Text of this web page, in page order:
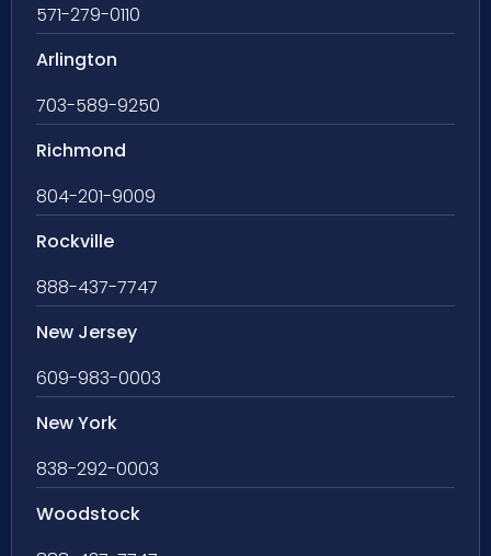
571-279-0110
Arlington
703-589-9250
Richmond
804-201-9009
Rockville
888-437-7747
New Jersey
609-983-0003
New York
838-292-0003
Woodstock